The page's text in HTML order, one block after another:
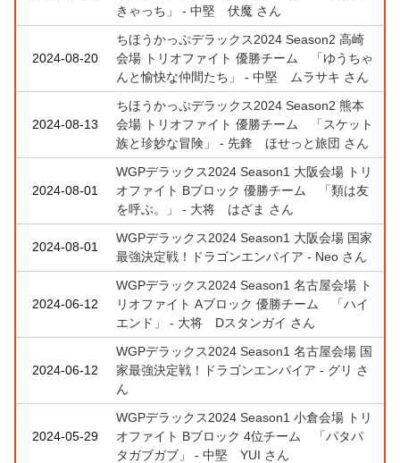
きゃっち」 - 中堅 伏魔 さん
2024-08-20
ちほうかっぷデラックス2024 Season2 高崎
会場 トリオファイト 優勝チーム 「ゆうちゃ
んと愉快な仲間たち」 - 中堅 ムラサキ さん
2024-08-13
ちほうかっぷデラックス2024 Season2 熊本
会場 トリオファイト 優勝チーム 「スケット
族と珍妙な冒険」 - 先鋒 ほせっと旅団 さん
2024-08-01
WGPデラックス2024 Season1 大阪会場 トリ
オファイト Bブロック 優勝チーム 「類は友
を呼ぶ。」 - 大将 はざま さん
2024-08-01
WGPデラックス2024 Season1 大阪会場 国家
最強決定戦！ドラゴンエンパイア - Neo さん
2024-06-12
WGPデラックス2024 Season1 名古屋会場 ト
リオファイト Aブロック 優勝チーム 「ハイ
エンド」 - 大将 Dスタンガイ さん
2024-06-12
WGPデラックス2024 Season1 名古屋会場 国
家最強決定戦！ドラゴンエンパイア - グリ さ
ん
2024-05-29
WGPデラックス2024 Season1 小倉会場 トリ
オファイト Bブロック 4位チーム 「パタパ
タガブガブ」 - 中堅 YUI さん